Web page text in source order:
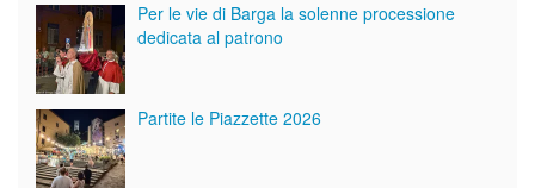
Per le vie di Barga la solenne processione
dedicata al patrono
Partite le Piazzette 2026